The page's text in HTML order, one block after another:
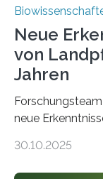
Neue
von
Jahren
neue
Landpflanzen
30.10.2025